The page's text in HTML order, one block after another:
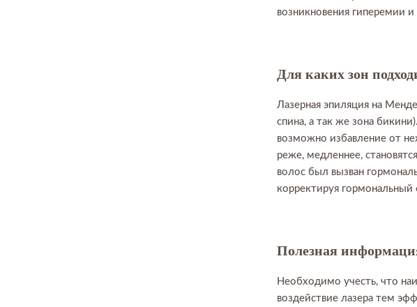
возникновения гиперемии и
Для каких зон
Лазерная эпиляция на
спина, а так же зона
возможно избавление от
реже, медленнее,
волос был вызван
корректируя гормональный
Полезная
Необходимо учесть, что
воздействие лазера тем